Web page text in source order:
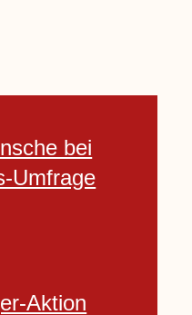
bei
Umfrage
Aktion